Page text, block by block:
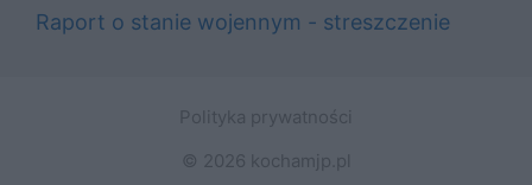
Raport o stanie wojennym - streszczenie
Polityka prywatności
© 2026 kochamjp.pl